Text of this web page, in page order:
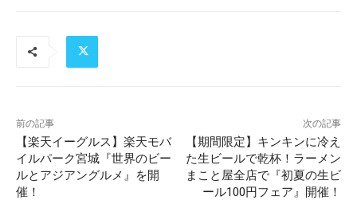
前の記事
【楽天イーグルス】楽天モバ
イルパーク宮城『世界のビー
ルとアジアングルメ』を開
催！
次の記事
【期間限定】キンキンに冷え
た生ビールで乾杯！ラーメン
まこと屋全店で『初夏の生ビ
ール100円フェア』開催！